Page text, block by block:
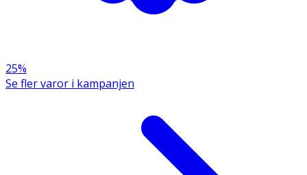
25%
Se fler varor i kampanjen